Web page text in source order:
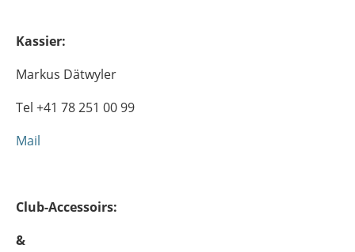
Kassier:
Markus Dätwyler
Tel +41 78 251 00 99
Mail
Club-Accessoirs:
&